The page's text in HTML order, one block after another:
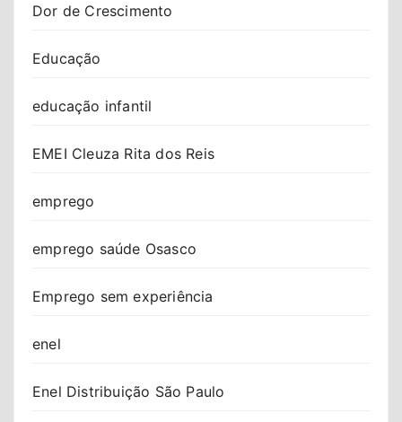
Dor de Crescimento
Educação
educação infantil
EMEI Cleuza Rita dos Reis
emprego
emprego saúde Osasco
Emprego sem experiência
enel
Enel Distribuição São Paulo